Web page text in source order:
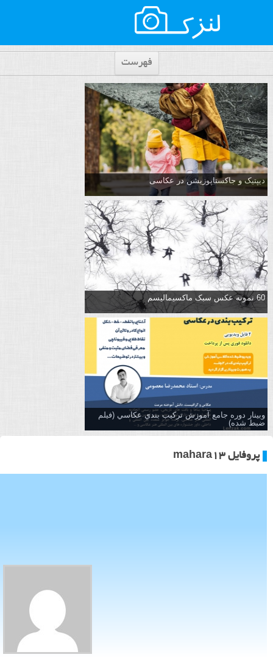
فهرست
دیپتیک و جاکستا‌پوزیشن در عکاسی
60 نمونه عکس سبک ماکسیمالیسم
وبینار دوره جامع آموزش تركيب بندي عكاسي (فیلم
ضبط شده)
پروفایل mahara13